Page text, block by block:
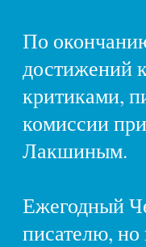
По
достижений
критиками,
комиссии
Лакшиным.
Ежегодный
писателю,